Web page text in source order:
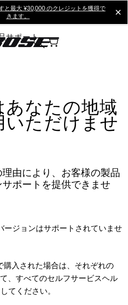
と最大 ¥30,000 のクレジットを獲得で
きます。
サポート
あなたの地域
いただけませ
由により、お客様の製品
ポートを提供できませ
ージョンはサポートされていませ
購入された場合は、それぞれの
、すべてのセルフサービスヘル
てください。